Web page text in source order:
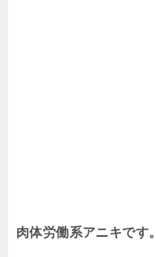
肉体労働系アニキです。